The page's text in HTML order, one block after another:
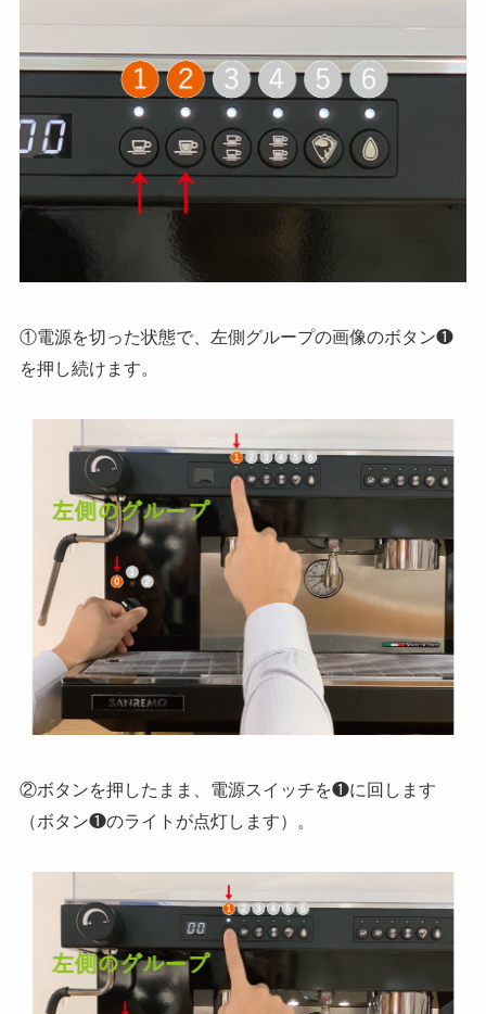
①電源を切った状態で、左側グループの画像のボタン❶
を押し続けます。
②ボタンを押したまま、電源スイッチを❶に回します
（ボタン❶のライトが点灯します）。